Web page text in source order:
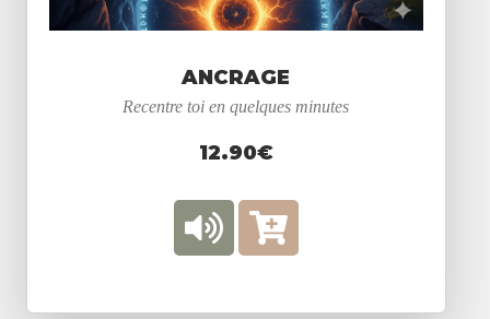
ANCRAGE
Recentre toi en quelques minutes
12.90€